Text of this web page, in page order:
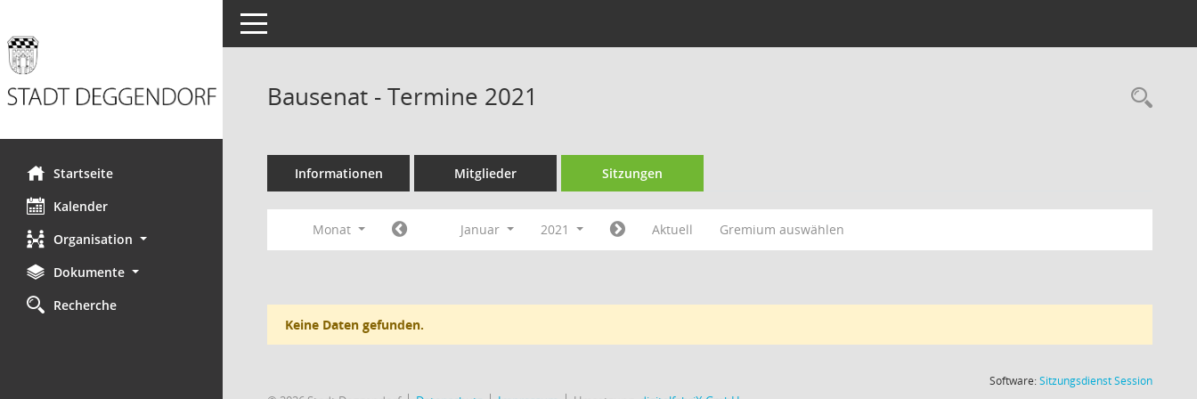
Startseite
Kalender
Organisation
Dokumente
Recherche
Toggle navigation
Bausenat - Termine 2021
Informationen Mitglieder Sitzungen
Monat Januar 2021 Aktuell Gremium auswählen
Keine Daten gefunden.
Software:SitzungsdienstSession(Wird in